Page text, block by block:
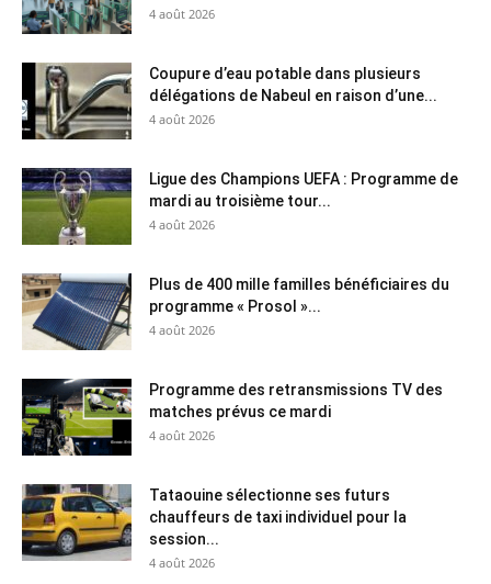
4 août 2026
Coupure d’eau potable dans plusieurs
délégations de Nabeul en raison d’une...
4 août 2026
Ligue des Champions UEFA : Programme de
mardi au troisième tour...
4 août 2026
Plus de 400 mille familles bénéficiaires du
programme « Prosol »...
4 août 2026
Programme des retransmissions TV des
matches prévus ce mardi
4 août 2026
Tataouine sélectionne ses futurs
chauffeurs de taxi individuel pour la
session...
4 août 2026